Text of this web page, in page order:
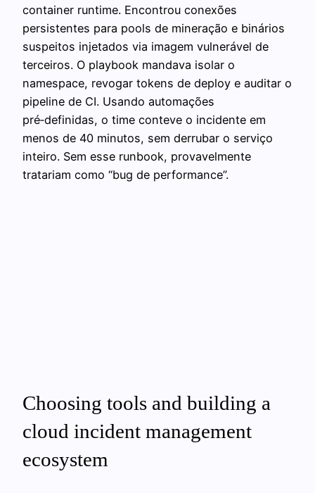
container runtime. Encontrou conexões
persistentes para pools de mineração e binários
suspeitos injetados via imagem vulnerável de
terceiros. O playbook mandava isolar o
namespace, revogar tokens de deploy e auditar o
pipeline de CI. Usando automações
pré‑definidas, o time conteve o incidente em
menos de 40 minutos, sem derrubar o serviço
inteiro. Sem esse runbook, provavelmente
tratariam como “bug de performance”.
Choosing tools and building a
cloud incident management
ecosystem